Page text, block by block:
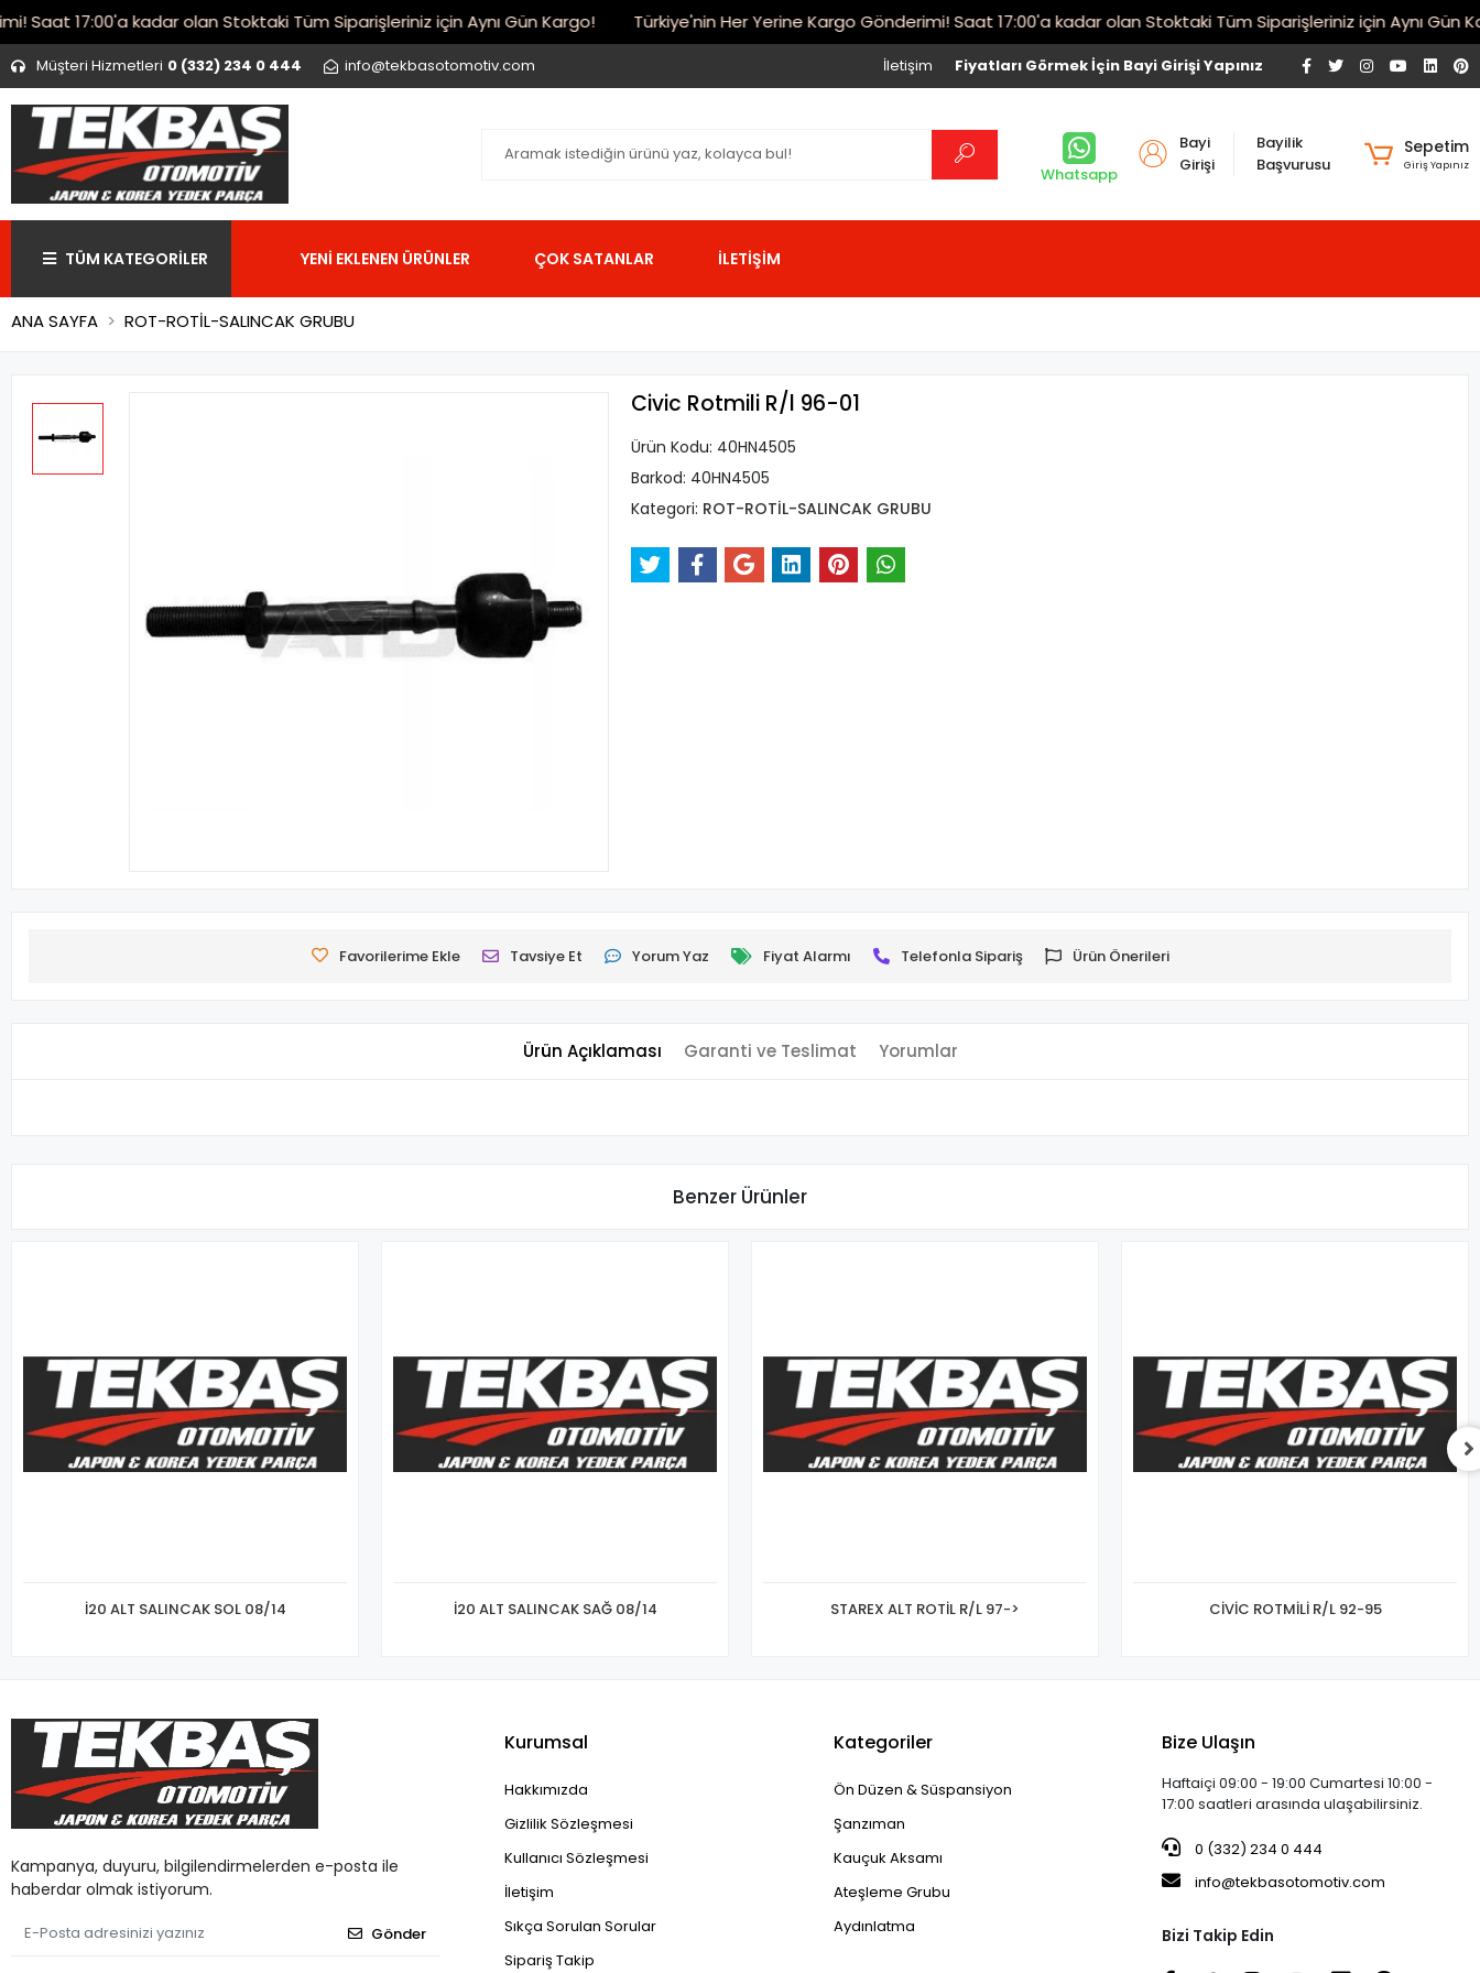
17:00'a kadar olan Stoktaki Tüm Siparişleriniz için Aynı Gün Kargo! Türkiye'nin Her Yerine Kargo Gönderimi! Saat 17:00'a kadar olan Stoktaki Tüm Siparişleriniz için Aynı Gün
Müşteri Hizmetleri 0 (332) 234 0 444 info@tekbasotomotiv.com Fiyatları Görmek İçin Bayi Girişi Yapınız
İletişim
Whatsapp
Bayi
Girişi
Bayilik
Başvurusu
Sepetim
Giriş Yapınız
TÜM KATEGORİLER YENİ EKLENEN ÜRÜNLER ÇOK SATANLAR İLETİŞİM
ANA SAYFA ROT-ROTİL-SALINCAK GRUBU
Civic Rotmili R/l 96-01
Ürün Kodu: 40HN4505
Barkod: 40HN4505
Kategori: ROT-ROTİL-SALINCAK GRUBU
Favorilerime Ekle Tavsiye Et Yorum Yaz Fiyat Alarmı Telefonla Sipariş Ürün Önerileri
Ürün Açıklaması Garanti ve Teslimat Yorumlar
Benzer Ürünler
İ20 ALT SALINCAK SOL 08/14 İ20 ALT SALINCAK SAĞ 08/14 STAREX ALT ROTİL R/L 97-> CİVİC ROTMİLİ R/L 92-95
Kampanya, duyuru, bilgilendirmelerden e-posta ile
haberdar olmak istiyorum.
Gönder
Kurumsal
Hakkımızda
Gizlilik Sözleşmesi
Kullanıcı Sözleşmesi
İletişim
Sıkça Sorulan Sorular
Sipariş Takip
Kategoriler
Ön Düzen & Süspansiyon
Şanzıman
Kauçuk Aksamı
Ateşleme Grubu
Aydınlatma
Bize Ulaşın
Haftaiçi 09:00 - 19:00 Cumartesi 10:00 -
17:00 saatleri arasında ulaşabilirsiniz.
0 (332) 234 0 444
info@tekbasotomotiv.com
Bizi Takip Edin